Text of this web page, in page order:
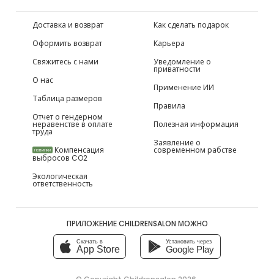
Доставка и возврат
Оформить возврат
Свяжитесь с нами
О нас
Таблица размеров
Отчет о гендерном
неравенстве в оплате
труда
НОВИНКИ Компенсация
выбросов CO2
Экологическая
ответственность
Как сделать подарок
Карьера
Уведомление о
приватности
Применение ИИ
Правила
Полезная информация
Заявление о
современном рабстве
ПРИЛОЖЕНИЕ CHILDRENSALON МОЖНО
Скачать в
App Store
Установить через
Google Play